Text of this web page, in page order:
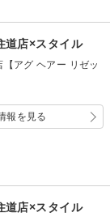
店×スタイル
アグ ヘアー リゼッ
報を見る
店×スタイル